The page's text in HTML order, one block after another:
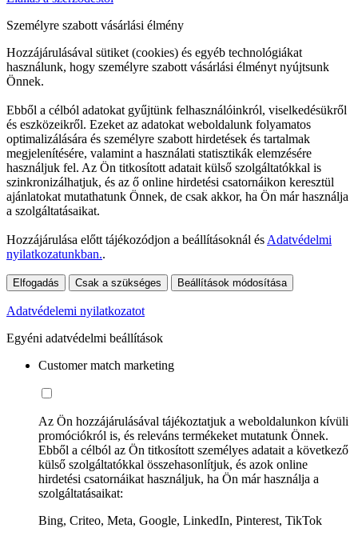
Személyre szabott vásárlási élmény
Hozzájárulásával sütiket (cookies) és egyéb technológiákat
használunk, hogy személyre szabott vásárlási élményt nyújtsunk
Önnek.
Ebből a célból adatokat gyűjtünk felhasználóinkról, viselkedésükről
és eszközeikről. Ezeket az adatokat weboldalunk folyamatos
optimalizálására és személyre szabott hirdetések és tartalmak
megjelenítésére, valamint a használati statisztikák elemzésére
használjuk fel. Az Ön titkosított adatait külső szolgáltatókkal is
szinkronizálhatjuk, és az ő online hirdetési csatornáikon keresztül
ajánlatokat mutathatunk Önnek, de csak akkor, ha Ön már használja
a szolgáltatásaikat.
Hozzájárulása előtt tájékozódjon a beállításoknál és Adatvédelmi
nyilatkozatunkban..
Elfogadás Csak a szükséges Beállítások módosítása
Adatvédelemi nyilatkozatot
Egyéni adatvédelmi beállítások
Customer match marketing
Az Ön hozzájárulásával tájékoztatjuk a weboldalunkon kívüli
promóciókról is, és releváns termékeket mutatunk Önnek.
Ebből a célból az Ön titkosított személyes adatait a következő
külső szolgáltatókkal összehasonlítjuk, és azok online
hirdetési csatornáikat használjuk, ha Ön már használja a
szolgáltatásaikat:
Bing, Criteo, Meta, Google, LinkedIn, Pinterest, TikTok